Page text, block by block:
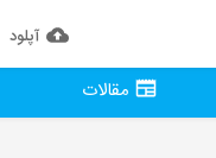
آپلود
مقالات